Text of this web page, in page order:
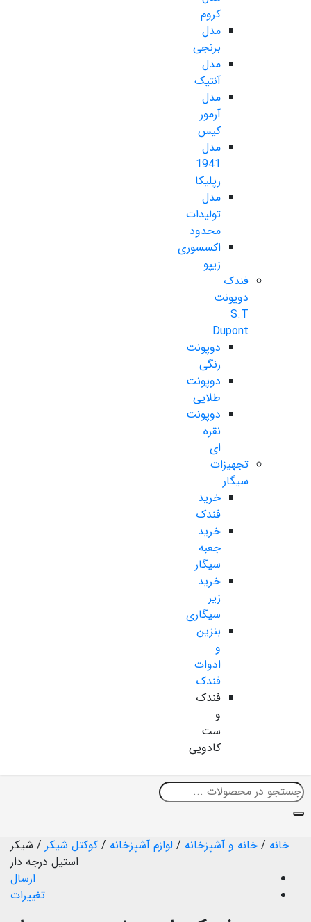
کروم
مدل
برنجی
مدل
آنتیک
مدل
آرمور
کیس
مدل
1941
رپلیکا
مدل
تولیدات
محدود
اکسسوری
زیپو
فندک
دوپونت
S.T
Dupont
دوپونت
رنگی
دوپونت
طلایی
دوپونت
نقره
ای
تجهیزات
سیگار
خرید
فندک
خرید
جعبه
سیگار
خرید
زیر
سیگاری
بنزین
و
ادوات
فندک
فندک
و
ست
کادویی
خانه / خانه و آشپزخانه / لوازم آشپزخانه / کوکتل شیکر / شیکر
استیل درجه دار
ارسال
تغییرات